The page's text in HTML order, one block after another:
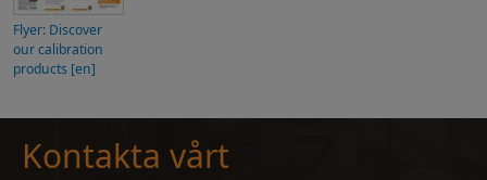
Flyer: Discover
our calibration
products [en]
Kontakta vårt